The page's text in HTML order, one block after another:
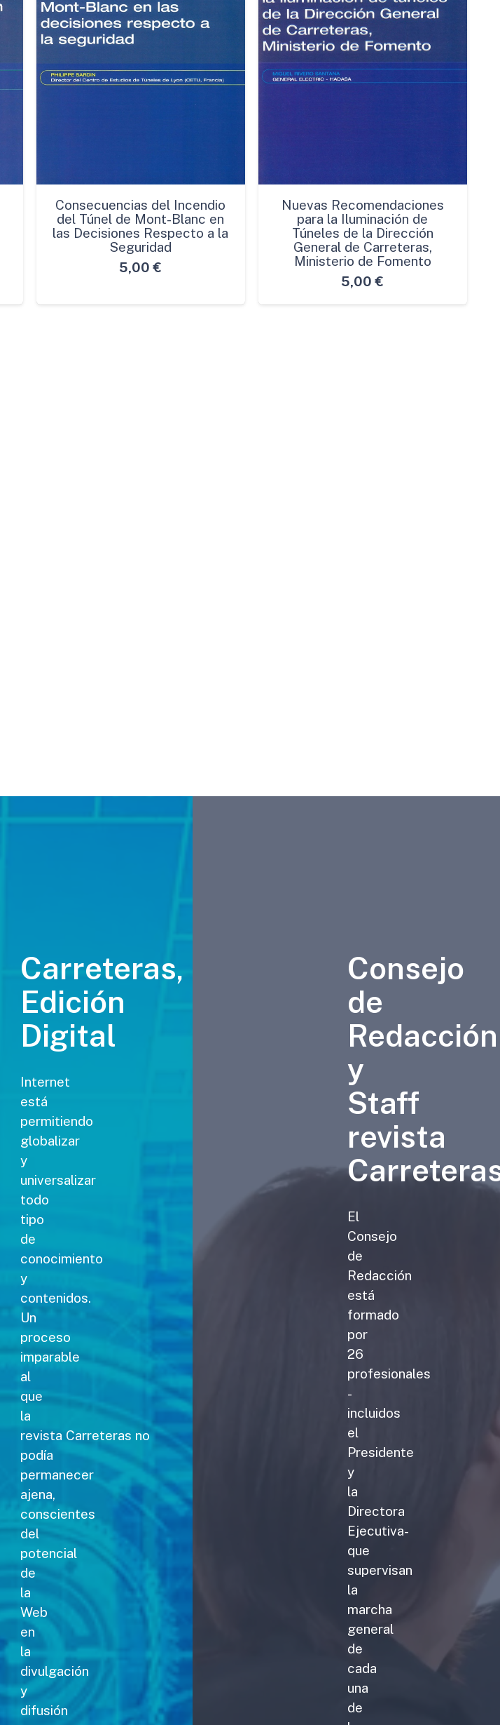
Consecuencias del Incendio
del Túnel de Mont-Blanc en
las Decisiones Respecto a la
Seguridad
5,00 €
Nuevas Recomendaciones
para la Iluminación de
Túneles de la Dirección
General de Carreteras,
Ministerio de Fomento
5,00 €
Carreteras,
Edición
Digital
Internet
está
permitiendo
globalizar
y
universalizar
todo
tipo
de
conocimiento
y
contenidos.
Un
proceso
imparable
al
que
la
revista Carreteras no
podía
permanecer
ajena,
conscientes
del
potencial
de
la
Web
en
la
divulgación
y
difusión
Consejo
de
Redacción
y
Staff
revista
El
Consejo
de
Redacción
está
formado
por
26
profesionales
-
incluidos
el
Presidente
y
la
Directora
Ejecutiva-
que
supervisan
la
marcha
general
de
cada
una
de